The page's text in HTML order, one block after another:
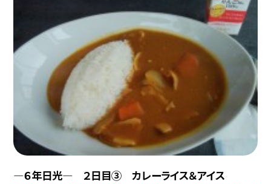
―６年日光― ２日目③ カレーライス＆アイス